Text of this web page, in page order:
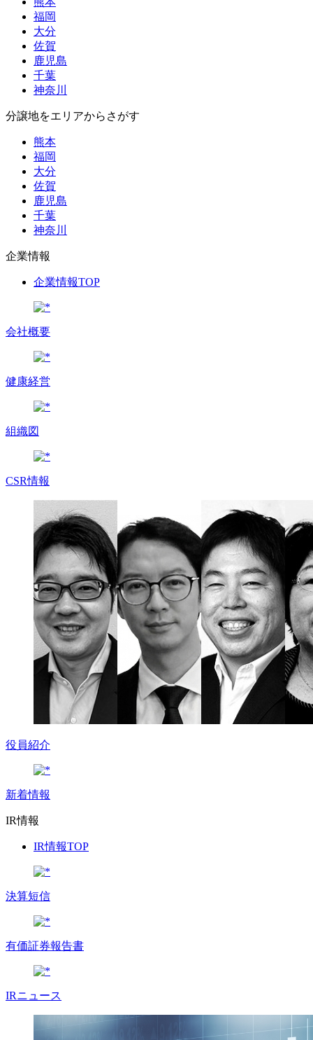
福岡
大分
佐賀
鹿児島
千葉
神奈川
分譲地をエリアからさがす
熊本
福岡
大分
佐賀
鹿児島
千葉
神奈川
企業情報
企業情報TOP
会社概要
健康経営
組織図
CSR情報
役員紹介
新着情報
IR情報
IR情報TOP
決算短信
有価証券報告書
IRニュース